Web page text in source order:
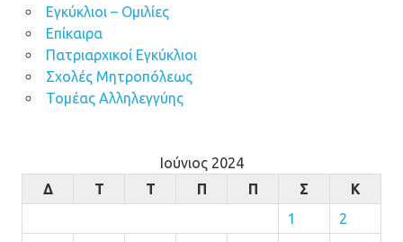
Εγκύκλιοι – Ομιλίες
Επίκαιρα
Πατριαρχικοί Εγκύκλιοι
Σχολές Μητροπόλεως
Τομέας Αλληλεγγύης
Ιούνιος 2024
Δ
Τ Τ Π Π Σ
Κ
1
2